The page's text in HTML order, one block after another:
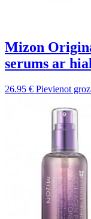
Mizon
serums ar
26.95 € Pievienot